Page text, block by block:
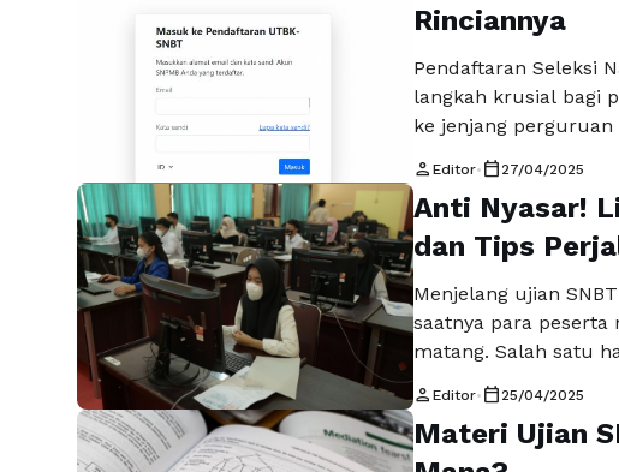
mengulas beberapa
Selengkapnya
Rinciannya
Pendaftaran Seleksi
langkah krusial bagi
ke jenjang
online SNBT
para peserta.
informasi terkait
berdasarkan tahun-
Selengkapnya
person Editor• calendar_today 27/04/2025
Anti Nyasar!
dan Tips
Menjelang ujian
saatnya para peserta
matang. Salah satu
lokasi ujian SNBT
tergantung dari
Oleh karena itu,
dan menyiapkan
person Editor• calendar_today 25/04/2025
Materi Ujian